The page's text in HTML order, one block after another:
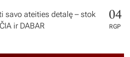
savo ateities detalę – stok
ir DABAR
04
RGP